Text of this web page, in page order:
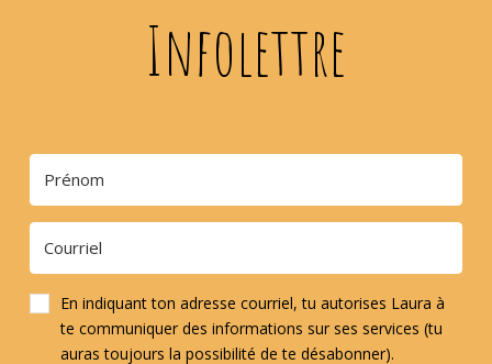
Infolettre
En indiquant ton adresse courriel, tu autorises Laura à
te communiquer des informations sur ses services (tu
auras toujours la possibilité de te désabonner).